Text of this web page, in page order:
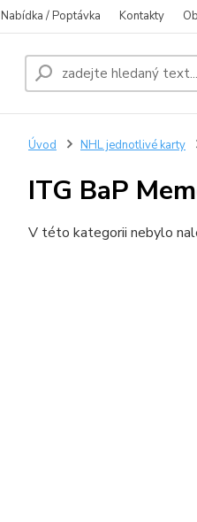
Nabídka / Poptávka Kontakty
Úvod NHL jednotlivé karty
ITG BaP
V této kategorii nebylo